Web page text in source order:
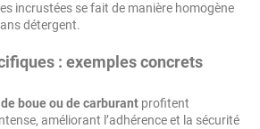
incrustées se fait de manière homogène
détergent.
: exemples concrets
boue ou de carburant profitent
améliorant l’adhérence et la sécurité